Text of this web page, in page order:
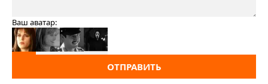
Ваш аватар:
ОТПРАВИТЬ